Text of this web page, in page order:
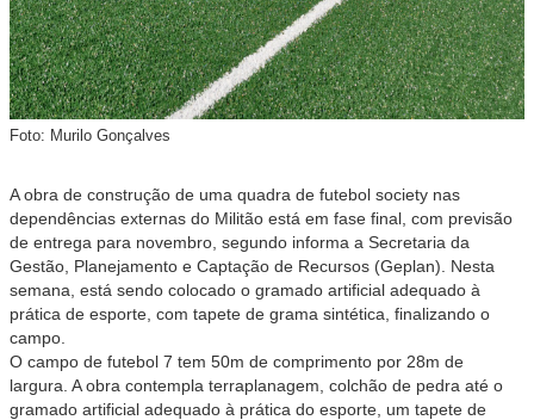
Foto: Murilo Gonçalves
A obra de construção de uma quadra de futebol society nas
dependências externas do Militão está em fase final, com previsão
de entrega para novembro, segundo informa a Secretaria da
Gestão, Planejamento e Captação de Recursos (Geplan). Nesta
semana, está sendo colocado o gramado artificial adequado à
prática de esporte, com tapete de grama sintética, finalizando o
campo.
O campo de futebol 7 tem 50m de comprimento por 28m de
largura. A obra contempla terraplanagem, colchão de pedra até o
gramado artificial adequado à prática do esporte, um tapete de